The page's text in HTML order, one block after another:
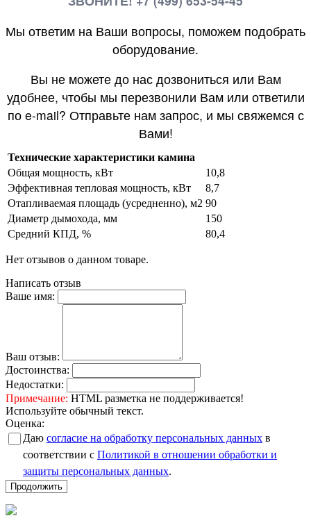
Мы ответим на Ваши вопросы, поможем подобрать
оборудование.
Вы не можете до нас дозвониться или Вам
удобнее, чтобы мы перезвонили Вам или ответили
по e-mail? Отправьте нам запрос, и мы свяжемся с
Вами!
Технические характеристики камина
Общая мощность, кВт
10,8
Эффективная тепловая мощность, кВт
8,7
Отапливаемая площадь (усредненно), м2 90
Диаметр дымохода, мм
150
Средний КПД, %
80,4
Нет отзывов о данном товаре.
Написать отзыв
Ваше имя:
Ваш отзыв:
Достоинства:
Недостатки:
Примечание: HTML разметка не поддерживается!
Используйте обычный текст.
Оценка:
Даю согласие на обработку персональных данных в
соответствии с Политикой в отношении обработки и
защиты персональных данных.
Продолжить